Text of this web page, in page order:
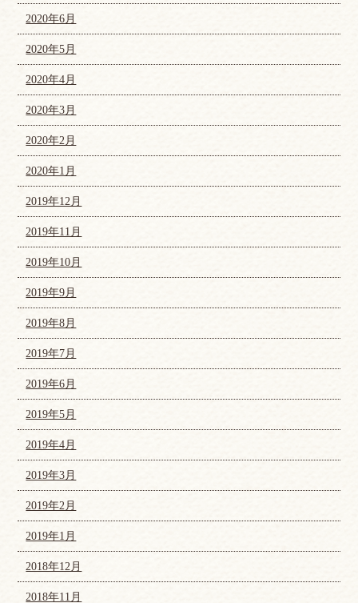
2020年6月
2020年5月
2020年4月
2020年3月
2020年2月
2020年1月
2019年12月
2019年11月
2019年10月
2019年9月
2019年8月
2019年7月
2019年6月
2019年5月
2019年4月
2019年3月
2019年2月
2019年1月
2018年12月
2018年11月